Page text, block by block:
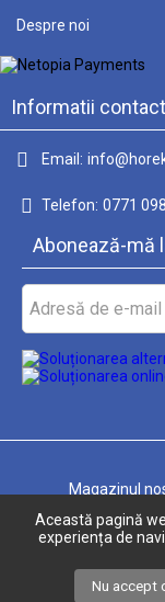
Despre noi
Informatii
Email:
Telefon: 0771
Abonează-mă
Magazinul
Această pagină
experiența de
Nu accept